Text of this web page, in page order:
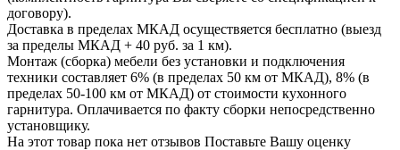
договору).
Доставка в пределах МКАД осуществяется бесплатно (выезд
за пределы МКАД + 40 руб. за 1 км).
Монтаж (сборка) мебели без установки и подключения
техники составляет 6% (в пределах 50 км от МКАД), 8% (в
пределах 50-100 км от МКАД) от стоимости кухонного
гарнитура. Оплачивается по факту сборки непосредственно
установщику.
На этот товар пока нет отзывов Поставьте Вашу оценку